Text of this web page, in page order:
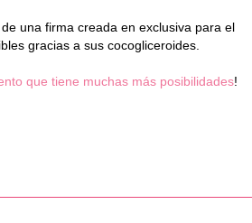
de una firma creada en exclusiva para el
gracias a sus cocogliceroides.
que tiene muchas más posibilidades!